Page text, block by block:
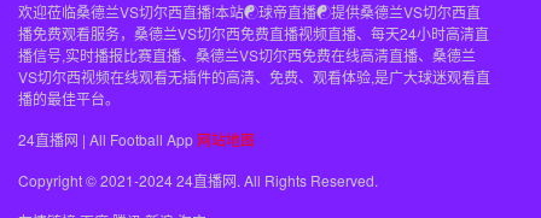
欢迎莅临桑德兰VS切尔西直播!本站☯球帝直播☯提供桑德兰VS切尔西直
播免费观看服务，桑德兰VS切尔西免费直播视频直播、每天24小时高清直
播信号,实时播报比赛直播、桑德兰VS切尔西免费在线高清直播、桑德兰
VS切尔西视频在线观看无插件的高清、免费、观看体验,是广大球迷观看直
播的最佳平台。
24直播网 | All Football App 网站地图
Copyright © 2021-2024 24直播网. All Rights Reserved.